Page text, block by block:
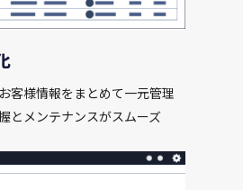
客様情報をまとめて一元管理
とメンテナンスがスムーズ